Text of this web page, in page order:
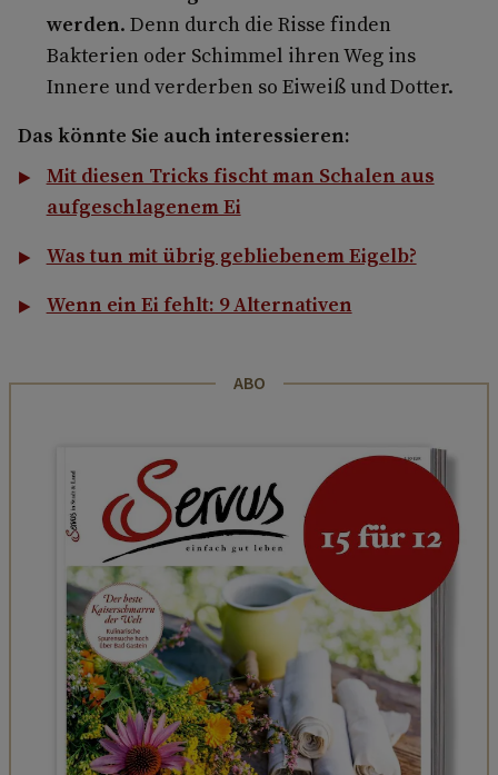
werden. Denn durch die Risse finden
Bakterien oder Schimmel ihren Weg ins
Innere und verderben so Eiweiß und Dotter.
Das könnte Sie auch interessieren:
Mit diesen Tricks fischt man Schalen aus
aufgeschlagenem Ei
Was tun mit übrig gebliebenem Eigelb?
Wenn ein Ei fehlt: 9 Alternativen
ABO